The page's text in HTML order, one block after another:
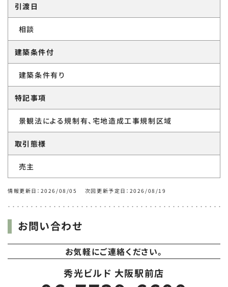
引渡日
相談
建築条件付
建築条件有り
特記事項
景観法による規制有、宅地造成工事規制区域
取引態様
売主
情報更新日：2026/08/05 次回更新予定日：2026/08/19
お問い合わせ
お気軽にご連絡ください。
秀光ビルド 大阪駅前店